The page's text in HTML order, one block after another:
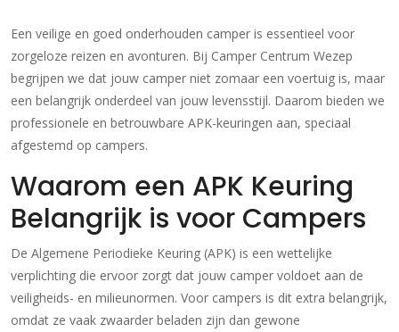
Een veilige en goed onderhouden camper is essentieel voor
zorgeloze reizen en avonturen. Bij Camper Centrum Wezep
begrijpen we dat jouw camper niet zomaar een voertuig is, maar
een belangrijk onderdeel van jouw levensstijl. Daarom bieden we
professionele en betrouwbare APK-keuringen aan, speciaal
afgestemd op campers.
Waarom een APK Keuring
Belangrijk is voor Campers
De Algemene Periodieke Keuring (APK) is een wettelijke
verplichting die ervoor zorgt dat jouw camper voldoet aan de
veiligheids- en milieunormen. Voor campers is dit extra belangrijk,
omdat ze vaak zwaarder beladen zijn dan gewone